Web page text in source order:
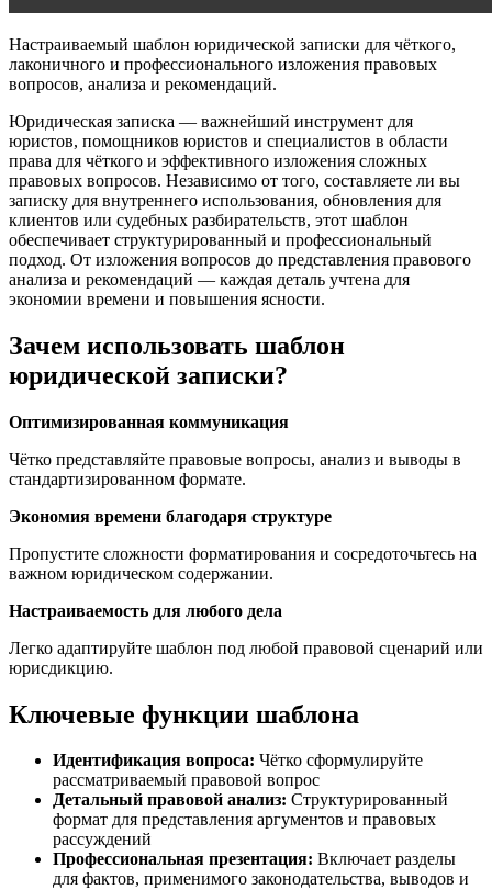
Настраиваемый шаблон юридической записки для чёткого,
лаконичного и профессионального изложения правовых
вопросов, анализа и рекомендаций.
Юридическая записка — важнейший инструмент для
юристов, помощников юристов и специалистов в области
права для чёткого и эффективного изложения сложных
правовых вопросов. Независимо от того, составляете ли вы
записку для внутреннего использования, обновления для
клиентов или судебных разбирательств, этот шаблон
обеспечивает структурированный и профессиональный
подход. От изложения вопросов до представления правового
анализа и рекомендаций — каждая деталь учтена для
экономии времени и повышения ясности.
Зачем использовать шаблон
юридической записки?
Оптимизированная коммуникация
Чётко представляйте правовые вопросы, анализ и выводы в
стандартизированном формате.
Экономия времени благодаря структуре
Пропустите сложности форматирования и сосредоточьтесь на
важном юридическом содержании.
Настраиваемость для любого дела
Легко адаптируйте шаблон под любой правовой сценарий или
юрисдикцию.
Ключевые функции шаблона
Идентификация вопроса: Чётко сформулируйте
рассматриваемый правовой вопрос
Детальный правовой анализ: Структурированный
формат для представления аргументов и правовых
рассуждений
Профессиональная презентация: Включает разделы
для фактов, применимого законодательства, выводов и